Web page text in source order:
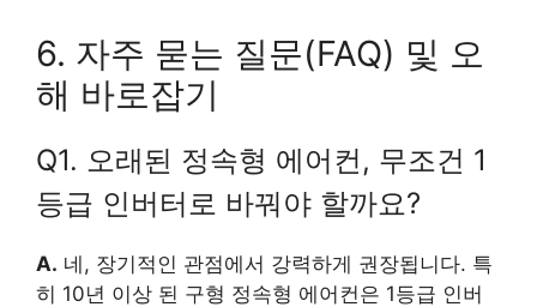
6. 자주 묻는 질문(FAQ) 및 오
해 바로잡기
Q1. 오래된 정속형 에어컨, 무조건 1
등급 인버터로 바꿔야 할까요?
A. 네, 장기적인 관점에서 강력하게 권장됩니다. 특
히 10년 이상 된 구형 정속형 에어컨은 1등급 인버